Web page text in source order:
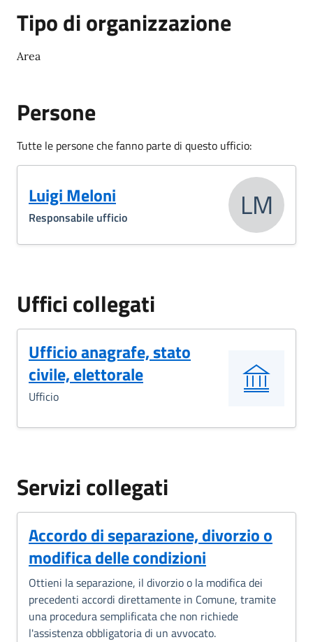
Tipo di organizzazione
Area
Persone
Tutte le persone che fanno parte di questo ufficio:
Luigi Meloni
Responsabile ufficio LM
Uffici collegati
Ufficio anagrafe, stato
civile, elettorale
Ufficio
Servizi collegati
Accordo di separazione, divorzio o
modifica delle condizioni
Ottieni la separazione, il divorzio o la modifica dei
precedenti accordi direttamente in Comune, tramite
una procedura semplificata che non richiede
l'assistenza obbligatoria di un avvocato.